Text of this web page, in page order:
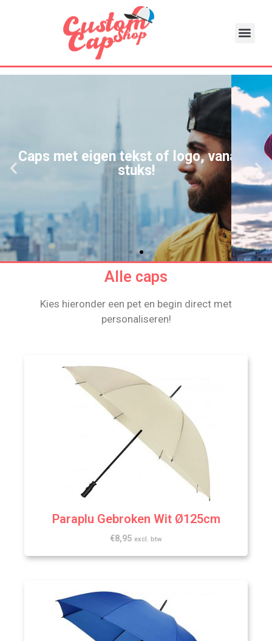
Caps met eigen tekst of logo, vanaf 1
stuks!
Alle caps
Kies hieronder een pet en begin direct met
personaliseren!
Paraplu Gebroken Wit Ø125cm
€8,95 excl. btw